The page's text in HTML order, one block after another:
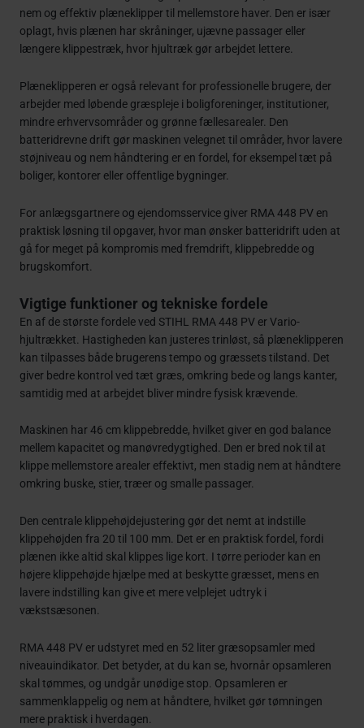
nem og effektiv plæneklipper til mellemstore haver. Den er især
oplagt, hvis plænen har skråninger, ujævne passager eller
længere klippestræk, hvor hjultræk gør arbejdet lettere.
Plæneklipperen er også relevant for professionelle brugere, der
arbejder med løbende græspleje i boligforeninger, institutioner,
mindre erhvervsområder og grønne fællesarealer. Den
batteridrevne drift gør maskinen velegnet til områder, hvor lavere
støjniveau og nem håndtering er en fordel, for eksempel tæt på
boliger, kontorer eller offentlige bygninger.
For anlægsgartnere og ejendomsservice giver RMA 448 PV en
praktisk løsning til opgaver, hvor man ønsker batteridrift uden at
gå for meget på kompromis med fremdrift, klippebredde og
brugskomfort.
Vigtige funktioner og tekniske fordele
En af de største fordele ved STIHL RMA 448 PV er Vario-
hjultrækket. Hastigheden kan justeres trinløst, så plæneklipperen
kan tilpasses både brugerens tempo og græssets tilstand. Det
giver bedre kontrol ved tæt græs, omkring bede og langs kanter,
samtidig med at arbejdet bliver mindre fysisk krævende.
Maskinen har 46 cm klippebredde, hvilket giver en god balance
mellem kapacitet og manøvredygtighed. Den er bred nok til at
klippe mellemstore arealer effektivt, men stadig nem at håndtere
omkring buske, stier, træer og smalle passager.
Den centrale klippehøjdejustering gør det nemt at indstille
klippehøjden fra 20 til 100 mm. Det er en praktisk fordel, fordi
plænen ikke altid skal klippes lige kort. I tørre perioder kan en
højere klippehøjde hjælpe med at beskytte græsset, mens en
lavere indstilling kan give et mere velplejet udtryk i
vækstsæsonen.
RMA 448 PV er udstyret med en 52 liter græsopsamler med
niveauindikator. Det betyder, at du kan se, hvornår opsamleren
skal tømmes, og undgår unødige stop. Opsamleren er
sammenklappelig og nem at håndtere, hvilket gør tømningen
mere praktisk i hverdagen.